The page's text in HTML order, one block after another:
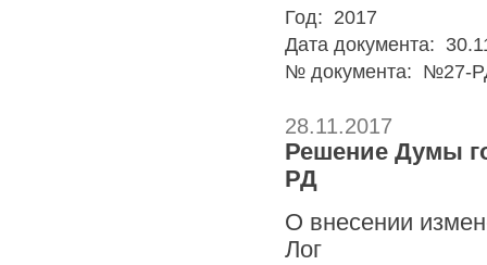
Год: 2017
Дата документа:
№ документа: №27-
28.11.2017
Решение Думы
РД
О внесении
Лог